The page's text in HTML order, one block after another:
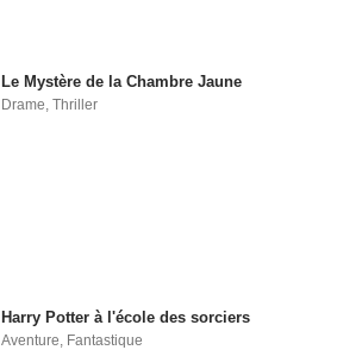
Le Mystère de la Chambre Jaune
Drame ,Thriller
Harry Potter à l'école des sorciers
Aventure, Fantastique